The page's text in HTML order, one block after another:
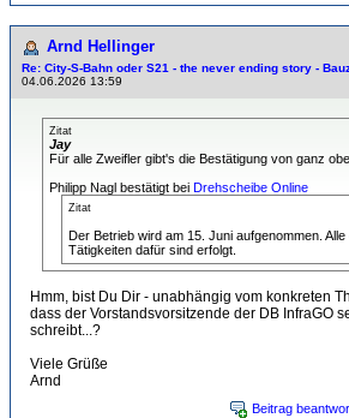
Arnd Hellinger
Re: City-S-Bahn oder S21 - the never ending story -
04.06.2026 13:59
Zitat
Jay
Für alle Zweifler gibt's die Bestätigung von ganz
Philipp Nagl bestätigt bei Drehscheibe Online
Zitat
Der Betrieb wird am 15. Juni aufgenommen.
Tätigkeiten dafür sind erfolgt.
Hmm, bist Du Dir - unabhängig vom konkreten
dass der Vorstandsvorsitzende der DB InfraGO
schreibt...?
Viele Grüße
Arnd
Beitrag